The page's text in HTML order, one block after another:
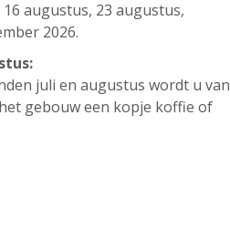
augustus, 23 augustus,
2026.
juli en augustus wordt u van
gebouw een kopje koffie of